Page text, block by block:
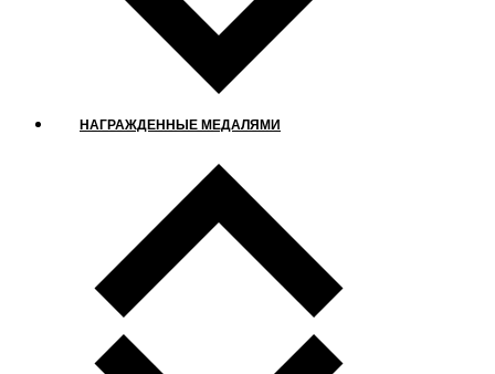
НАГРАЖДЕННЫЕ МЕДАЛЯМИ